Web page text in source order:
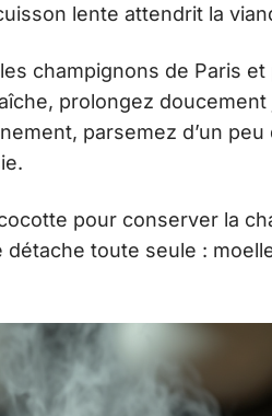
lente attendrit la
champignons de Paris
prolongez doucement
parsemez d’un
pour conserver la
détache toute seule :